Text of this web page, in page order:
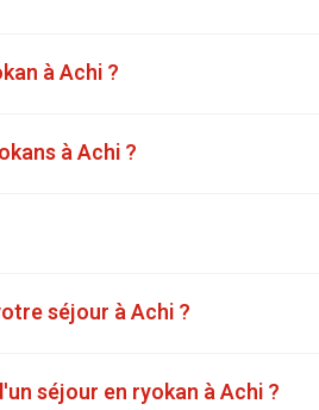
à Achi ?
à Achi ?
séjour à Achi ?
séjour en ryokan à Achi ?